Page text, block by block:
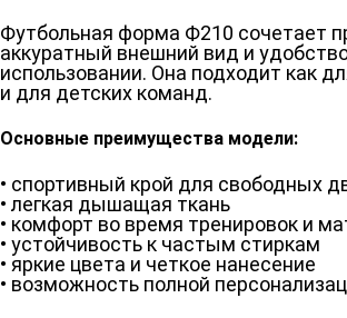
Футбольная форма Ф210 сочетает
аккуратный внешний вид и
использовании. Она подходит как
и для детских команд.
Основные преимущества модели:
• спортивный крой для свободных
• легкая дышащая ткань
• комфорт во время тренировок и
• устойчивость к частым стиркам
• яркие цвета и четкое нанесение
• возможность полной